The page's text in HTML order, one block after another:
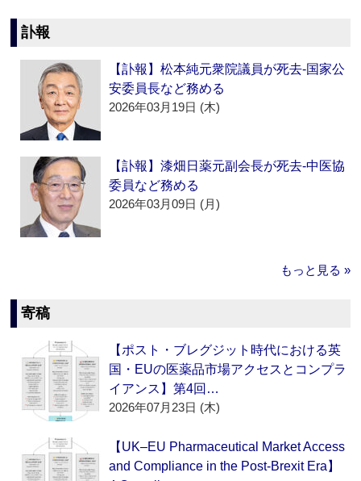
訃報
【訃報】松本純元衆院議員が死去‐国家公
安委員長など務める
2026年03月19日 (木)
【訃報】漆畑日薬元副会長が死去‐中医協
委員など務める
2026年03月09日 (月)
もっと見る »
寄稿
【ポスト・ブレグジット時代における英
国・EUの医薬品市場アクセスとコンプラ
イアンス】第4回…
2026年07月23日 (木)
【UK–EU Pharmaceutical Market Access
and Compliance in the Post-Brexit Era】